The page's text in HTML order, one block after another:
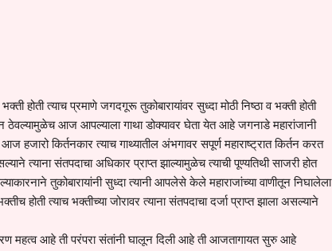
होती त्याच प्रमाणे जगदगूरू तुकोबारायांवर सुध्दा मोठी निष्ठा व भक्ती होती
ठेवल्यामुळेच आज आपल्याला गाथा डोक्यावर घेता येत आहे जगनाडे महारांजानी
हजारो किर्तनकार त्याच गाथ्यातील अंभगावर सपूर्ण महाराष्ट्रात किर्तन करत
त्याना संतपदाचा अधिकार प्राप्त झाल्यामुळेच त्याची पूण्यतिथी साजरी होत
तुकोबारायांनी सुध्दा त्यानी आपलेसे केले महाराजांच्या वाणीतून निघालेला
होती त्याच भक्तीच्या जोरावर त्याना संतपदाचा दर्जा प्राप्त झाला असल्याने
महत्व आहे ती परंपरा संतांनी घालून दिली आहे ती आजतागायत सुरु आहे